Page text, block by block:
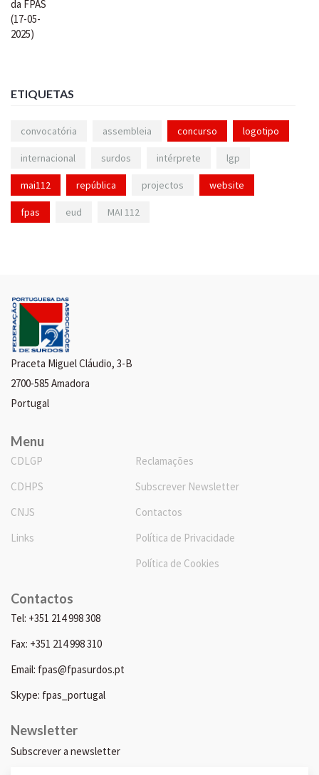
ETIQUETAS
convocatória assembleia concurso logotipo
internacional surdos intérprete lgp
mai112 república projectos website
fpas eud MAI 112
Praceta Miguel Cláudio, 3-B
2700-585 Amadora
Portugal
Menu
CDLGP
CDHPS
CNJS
Links
Reclamações
Subscrever Newsletter
Contactos
Política de Privacidade
Política de Cookies
Contactos
Tel: +351 214 998 308
Fax: +351 214 998 310
Email: fpas@fpasurdos.pt
Skype: fpas_portugal
Newsletter
Subscrever a newsletter